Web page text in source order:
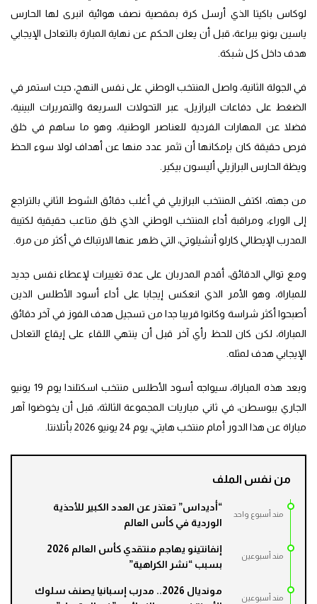
لوكاس باكيتا الذي أرسل كرة بمقصية نصف هوائية انبرى لها الحارس
ياسين بونو ببراعة، قبل أن يعلن الحكم عن نهاية المبارة بالتعادل الإيجابي
هدف داخل كل شبكة.
في الجولة الثانية، واصل المنتخب الوطني على نفس النهج، حيث استمر في
الضغط على دفاعات البرازيل، عبر التحولات السريعة والتمريرات البينية،
فضلا عن المهارات الفردية للعناصر الوطنية، وهو ما ساهم في خلق
فرص حقيقة كان بإمكانها أن تثمر عدد منها عن أهداف لولا سوء الحظ
ويظة الحارس البرازيلي أليسون بيكير.
من جهته، اكتفى المنتخب البرازيلي في أغلب دقائق الشوط الثاني بالتراجع
إلى الوراء، ومراقبة أداء المنتخب الوطني الذي خلق متاعب حقيقية لكتيبة
المدرب الإيطالي كارلو أنشيلوتي، التي ظهر عنها الارتباك في أكثر من مرة.
ومع توالي الدقائق، أقدم المدربان على عدة تغييرات لإعطاء نفس جديد
للمباراة، وهو الأمر الذي انعكس إيجابا على أداء أسود الأطلس الذين
أصبحوا أكثر شراسة وكانوا قريبا جدا من تسجيل هدف الفوز في آخر دقائق
المباراة، لكن كان للحظ رأي آخر قبل أن ينتهي اللقاء على إيقاع التعادل
الإيجابي هدف لمثله.
وبعد هذه المباراة، سيواجه أسود الأطلس منتخب اسكتلندا يوم 19 يونيو
الجاري ببوسطن، في ثاني مباريات المجموعة الثالثة، قبل أن يخوضوا آهر
مباراة عن هذا الدور أمام منتخب هايتي، يوم 24 يونيو 2026 بأتلانتا.
من نفس الملف
مند أسبوع واحد
“أديداس” تعتذر عن العدد الكبير للأحذية
الوردية في كأس العالم
مند أسبوعين
إنفانتينو يهاجم منتقدي كأس العالم 2026
بسبب “نشر الكراهية”
مند أسبوعين
مونديال 2026.. مدرب إسبانيا يصنف سلوك